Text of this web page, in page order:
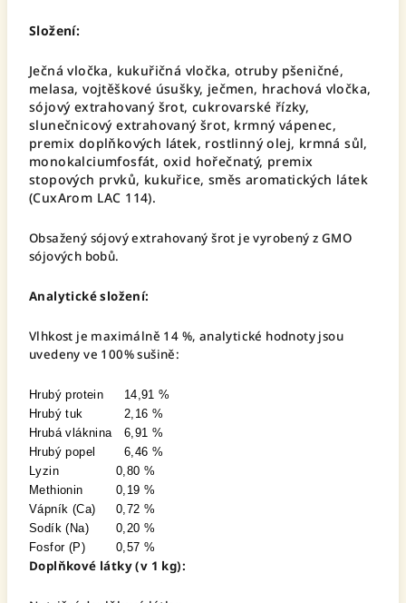
Složení:
Ječná vločka, kukuřičná vločka, otruby pšeničné,
melasa, vojtěškové úsušky, ječmen, hrachová vločka,
sójový extrahovaný šrot, cukrovarské řízky,
slunečnicový extrahovaný šrot, krmný vápenec,
premix doplňkových látek, rostlinný olej, krmná sůl,
monokalciumfosfát, oxid hořečnatý, premix
stopových prvků, kukuřice, směs aromatických látek
(CuxArom LAC 114).
Obsažený sójový extrahovaný šrot je vyrobený z GMO
sójových bobů.
Analytické složení:
Vlhkost je maximálně 14 %, analytické hodnoty jsou
uvedeny ve 100% sušině:
Hrubý protein
14,91 %
Hrubý tuk
2,16 %
Hrubá vláknina
6,91 %
Hrubý popel
6,46 %
Lyzin
0,80 %
Methionin
0,19 %
Vápník (Ca)
0,72 %
Sodík (Na)
0,20 %
Fosfor (P)
0,57 %
Doplňkové látky (v 1 kg):